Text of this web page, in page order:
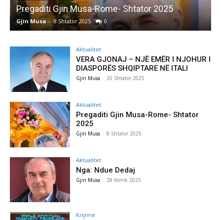
Pregaditi Gjin Musa-Rome- Shtator 2025
Gjin Musa - 8 Shtator 2025 0
Aktualitet
VERA GJONAJ – NJË EMËR I NJOHUR I
DIASPORËS SHQIPTARE NË ITALI
Gjin Musa - 20 Shtator 2025
Aktualitet
Pregaditi Gjin Musa-Rome- Shtator
2025
Gjin Musa - 8 Shtator 2025
Aktualitet
Nga: Ndue Dedaj
Gjin Musa - 28 Korrik 2025
Krijime